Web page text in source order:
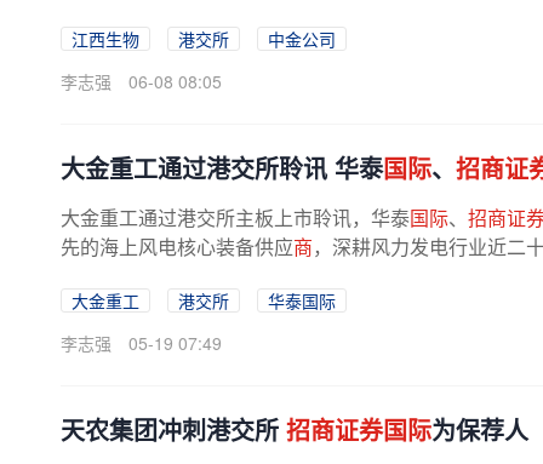
江西生物 港交所
中金公司
李志强
06-08 08:05
大金重工通过港交所聆讯 华泰国际、 招商证
大金重工通过港交所主板上市聆讯，华泰国际、 招商证
先的海上风电核心装备供应商，深耕风力发电行业近二
大金重工 港交所
华泰国际
李志强
05-19 07:49
天农集团冲刺港交所 招商证券国际为保荐人